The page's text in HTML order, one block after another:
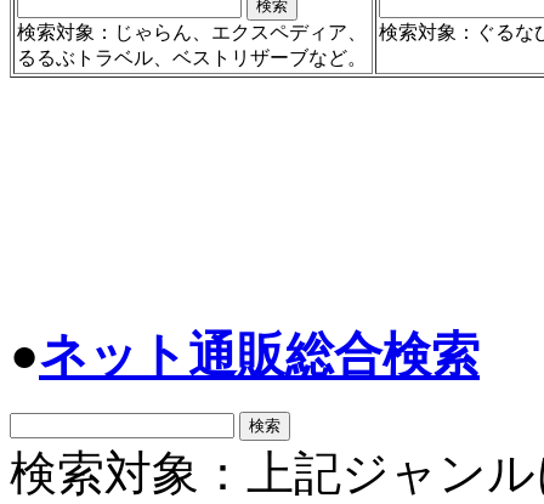
検索対象：じゃらん、エクスペディア、
るるぶトラベル、ベストリザーブなど。
検索対象：ぐるな
●ネット通販総合検索
検索対象：上記ジャン